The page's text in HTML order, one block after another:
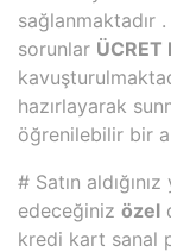
sağlanmaktadır .
sorunlar ÜCRET
hazırlayarak
öğrenilebilir bir
# Satın
edeceğiniz özel
kredi kart sanal